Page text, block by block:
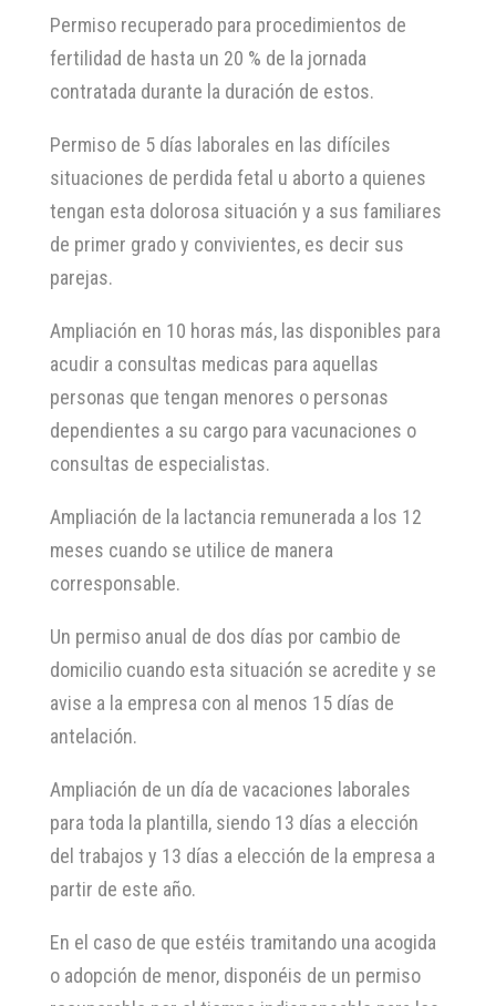
Permiso recuperado para procedimientos de
fertilidad de hasta un 20 % de la jornada
contratada durante la duración de estos.
Permiso de 5 días laborales en las difíciles
situaciones de perdida fetal u aborto a quienes
tengan esta dolorosa situación y a sus familiares
de primer grado y convivientes, es decir sus
parejas.
Ampliación en 10 horas más, las disponibles para
acudir a consultas medicas para aquellas
personas que tengan menores o personas
dependientes a su cargo para vacunaciones o
consultas de especialistas.
Ampliación de la lactancia remunerada a los 12
meses cuando se utilice de manera
corresponsable.
Un permiso anual de dos días por cambio de
domicilio cuando esta situación se acredite y se
avise a la empresa con al menos 15 días de
antelación.
Ampliación de un día de vacaciones laborales
para toda la plantilla, siendo 13 días a elección
del trabajos y 13 días a elección de la empresa a
partir de este año.
En el caso de que estéis tramitando una acogida
o adopción de menor, disponéis de un permiso